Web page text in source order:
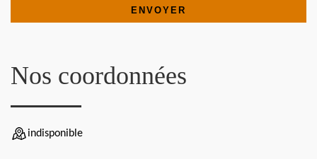
Nos coordonnées
indisponible